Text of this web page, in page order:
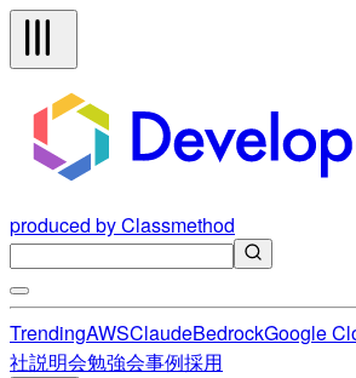
produced by Classmethod
TrendingAWSClaudeBedrockGoogle
社説明会勉強会事例採用